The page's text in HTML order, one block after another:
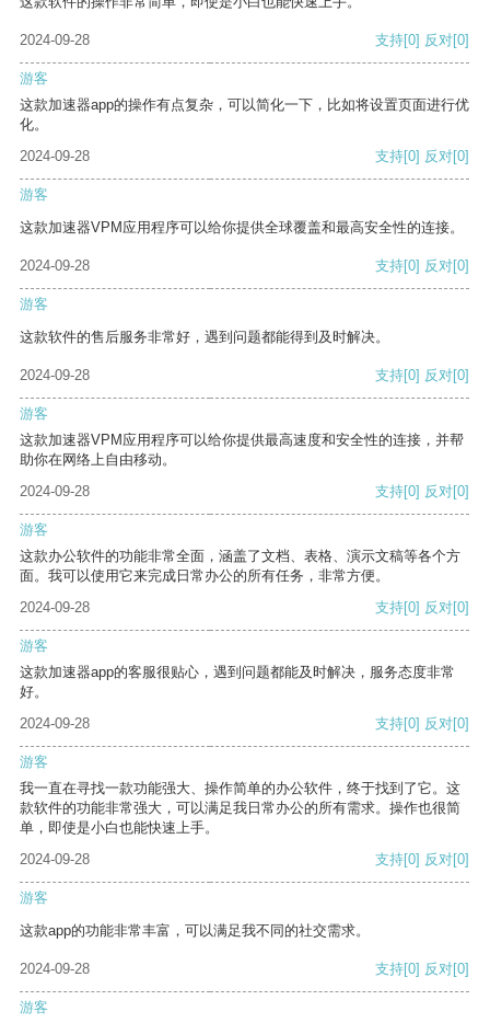
2024-09-28 支持[0] 反对[0]
游客
这款加速器app的操作有点复杂，可以简化一下，比如将设置页面进行优
化。
2024-09-28
支持[0] 反对[0]
游客
这款加速器VPM应用程序可以给你提供全球覆盖和最高安全性的连接。
2024-09-28 支持[0] 反对[0]
游客
这款软件的售后服务非常好，遇到问题都能得到及时解决。
2024-09-28 支持[0] 反对[0]
游客
这款加速器VPM应用程序可以给你提供最高速度和安全性的连接，并帮
助你在网络上自由移动。
2024-09-28
支持[0] 反对[0]
游客
这款办公软件的功能非常全面，涵盖了文档、表格、演示文稿等各个方
面。我可以使用它来完成日常办公的所有任务，非常方便。
2024-09-28
支持[0] 反对[0]
游客
这款加速器app的客服很贴心，遇到问题都能及时解决，服务态度非常
好。
2024-09-28
支持[0] 反对[0]
游客
我一直在寻找一款功能强大、操作简单的办公软件，终于找到了它。这
款软件的功能非常强大，可以满足我日常办公的所有需求。操作也很简
单，即使是小白也能快速上手。
2024-09-28
支持[0] 反对[0]
游客
这款app的功能非常丰富，可以满足我不同的社交需求。
2024-09-28 支持[0] 反对[0]
游客